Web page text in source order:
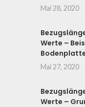
Mai 28, 2020
Werte –
Mai 27, 2020
Werte –